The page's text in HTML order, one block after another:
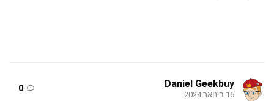
Daniel Geekbuy
16 בינואר 2024
0